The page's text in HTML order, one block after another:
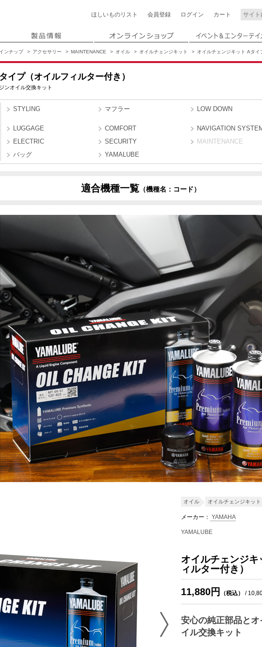
ほしいもの リスト 会員登録 ログイン カート
ンナップ アクセサリー MAINTENANCE オイル オイルチェンジキット オイルチェンジキット Aタイ
イプ（オイルフィルター付き）
ンオイル交換キット
STYLING マフラー LOW DOWN
LUGGAGE
COMFORT NAVIGATION
ELECTRIC
SECURITY MAINTENANCE
バッグ
YAMALUBE
適合機種一覧 （機種名：コード）
オイル オイルチェンジキット
メーカー： YAMAHA
YAMALUBE
オイルチェンジ
ィルター付き）
11,880円 （税込） /
安心の純正部品と
イル交換キット